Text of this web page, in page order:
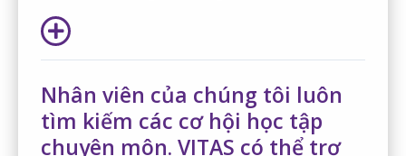
Nhân viên của chúng tôi luôn
tìm kiếm các cơ hội học tập
chuyên môn. VITAS có thể trợ